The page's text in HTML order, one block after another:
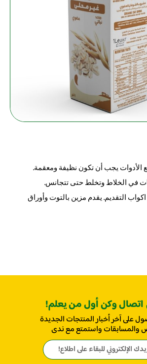
التقديم. يقدم مزين بالتوت وأوراق
اتصال وكن أول من يعلم!
على آخر أخبار المنتجات الجديدة
والمسابقات واستمتع مع ندى